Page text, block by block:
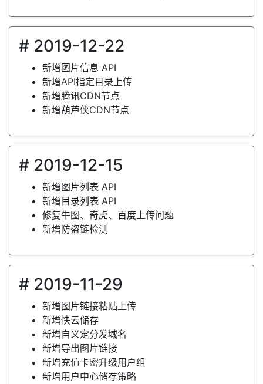
# 2019-12-22
新增图片信息 API
新增API指定目录上传
新增腾讯CDN节点
新增葫芦侠CDN节点
# 2019-12-15
新增图片列表 API
新增目录列表 API
修复牛图、奇虎、百度上传问题
新增防盗链检测
# 2019-11-29
新增图片链接粘贴上传
新增快云储存
新增自义定分发域名
新增导出图片链接
新增充值卡密升级用户组
新增用户中心储存策略